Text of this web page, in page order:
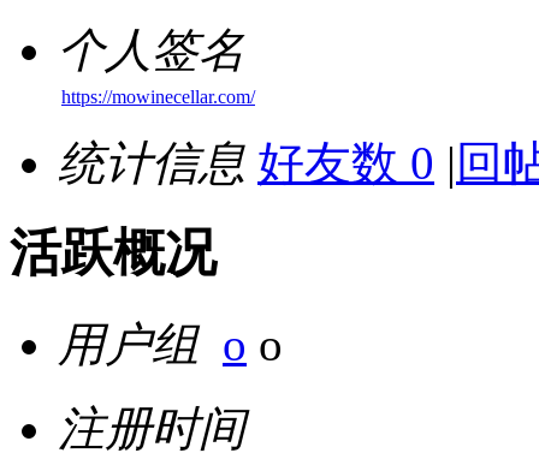
个人签名
https://mowinecellar.com/
统计信息 好友数 0 | 回
活跃概况
用户组 o o
注册时间